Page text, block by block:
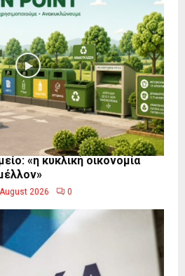
«η κυκλική οικονομία
2026 0